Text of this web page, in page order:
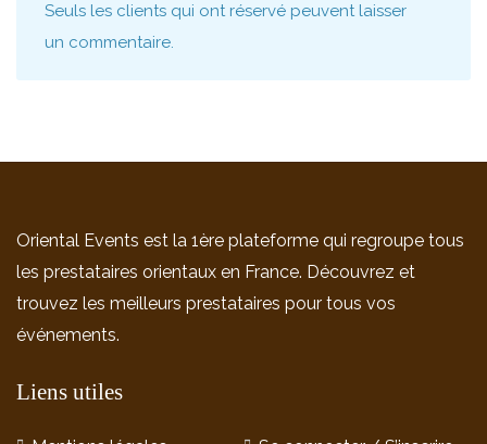
Seuls les clients qui ont réservé peuvent laisser
un commentaire.
Oriental Events est la 1ère plateforme qui regroupe tous
les prestataires orientaux en France. Découvrez et
trouvez les meilleurs prestataires pour tous vos
événements.
Liens utiles